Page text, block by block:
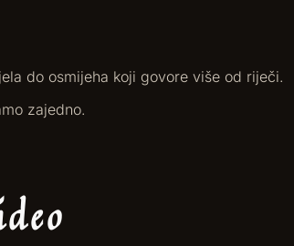
do osmijeha koji govore više od riječi.
zajedno.